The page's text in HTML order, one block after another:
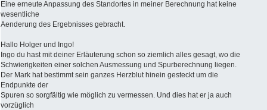
Eine erneute Anpassung des Standortes in meiner Berechnung hat keine
wesentliche
Aenderung des Ergebnisses gebracht.
Hallo Holger und Ingo!
Ingo du hast mit deiner Erläuterung schon so ziemlich alles gesagt, wo die
Schwierigkeiten einer solchen Ausmessung und Spurberechnung liegen.
Der Mark hat bestimmt sein ganzes Herzblut hinein gesteckt um die
Endpunkte der
Spuren so sorgfältig wie möglich zu vermessen. Und dies hat er ja auch
vorzüglich